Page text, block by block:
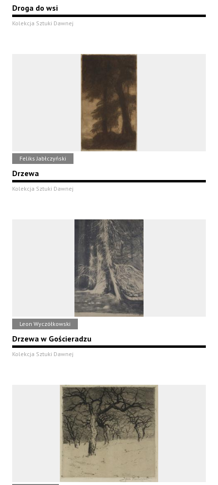
Droga do wsi
Kolekcja Sztuki Dawnej
Feliks Jabłczyński
Drzewa
Kolekcja Sztuki Dawnej
Leon Wyczółkowski
Drzewa w Gościeradzu
Kolekcja Sztuki Dawnej